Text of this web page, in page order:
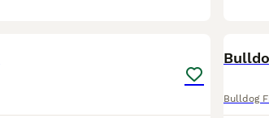
Bulldog